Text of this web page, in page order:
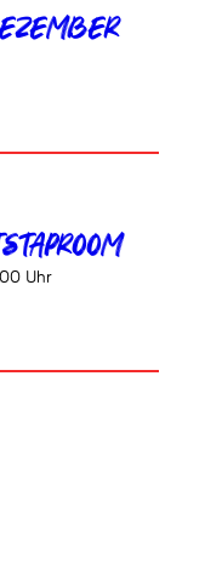
Uhr